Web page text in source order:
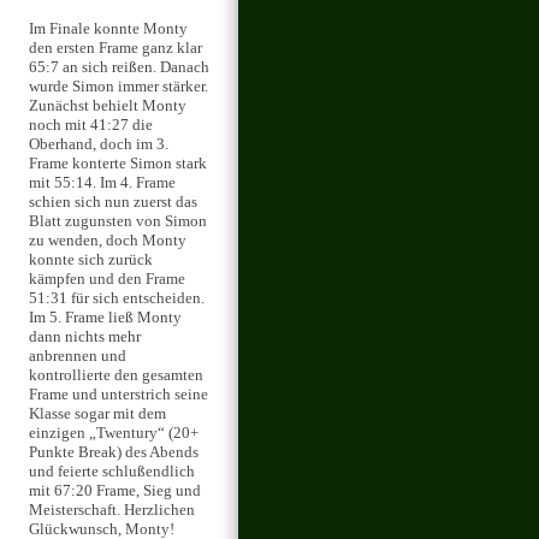
Im Finale konnte Monty
den ersten Frame ganz klar
65:7 an sich reißen. Danach
wurde Simon immer stärker.
Zunächst behielt Monty
noch mit 41:27 die
Oberhand, doch im 3.
Frame konterte Simon stark
mit 55:14. Im 4. Frame
schien sich nun zuerst das
Blatt zugunsten von Simon
zu wenden, doch Monty
konnte sich zurück
kämpfen und den Frame
51:31 für sich entscheiden.
Im 5. Frame ließ Monty
dann nichts mehr
anbrennen und
kontrollierte den gesamten
Frame und unterstrich seine
Klasse sogar mit dem
einzigen „Twentury“ (20+
Punkte Break) des Abends
und feierte schlußendlich
mit 67:20 Frame, Sieg und
Meisterschaft. Herzlichen
Glückwunsch, Monty!